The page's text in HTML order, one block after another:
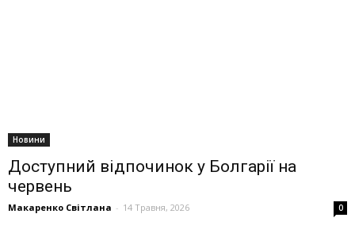
Новини
Доступний відпочинок у Болгарії на
червень
Макаренко Світлана - 14 Травня, 2026 0